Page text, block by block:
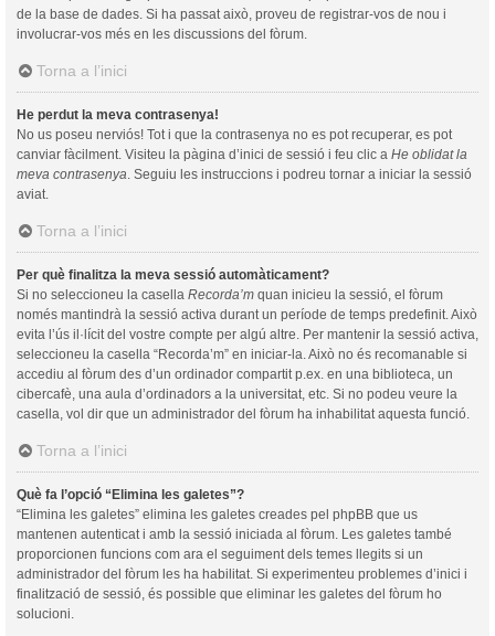
de la base de dades. Si ha passat això, proveu de registrar-vos de nou i
involucrar-vos més en les discussions del fòrum.
Torna a l’inici
He perdut la meva contrasenya!
No us poseu nerviós! Tot i que la contrasenya no es pot recuperar, es pot
canviar fàcilment. Visiteu la pàgina d’inici de sessió i feu clic a He oblidat la
meva contrasenya . Seguiu les instruccions i podreu tornar a iniciar la sessió
aviat.
Torna a l’inici
Per què finalitza la meva sessió automàticament?
Si no seleccioneu la casella Recorda’m quan inicieu la sessió, el fòrum
només mantindrà la sessió activa durant un període de temps predefinit. Això
evita l’ús il·lícit del vostre compte per algú altre. Per mantenir la sessió activa,
seleccioneu la casella “Recorda’m” en iniciar-la. Això no és recomanable si
accediu al fòrum des d’un ordinador compartit p.ex. en una biblioteca, un
cibercafè, una aula d’ordinadors a la universitat, etc. Si no podeu veure la
casella, vol dir que un administrador del fòrum ha inhabilitat aquesta funció.
Torna a l’inici
Què fa l’opció “Elimina les galetes”?
“Elimina les galetes” elimina les galetes creades pel phpBB que us
mantenen autenticat i amb la sessió iniciada al fòrum. Les galetes també
proporcionen funcions com ara el seguiment dels temes llegits si un
administrador del fòrum les ha habilitat. Si experimenteu problemes d’inici i
finalització de sessió, és possible que eliminar les galetes del fòrum ho
solucioni.